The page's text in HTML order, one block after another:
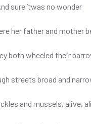
sure ’twas no wonder
her father and mother
both wheeled their
streets broad and
and mussels, alive,